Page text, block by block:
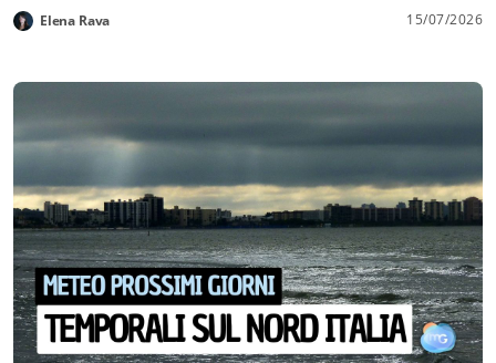
Elena Rava 15/07/2026